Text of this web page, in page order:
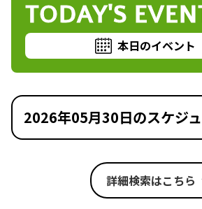
TODAY'S
本日のイベント
2026年05月30日のスケジ
詳細検索はこちら